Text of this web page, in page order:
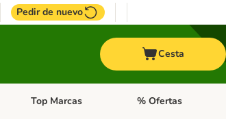
Pedir de nuevo
Cesta
Pájaros
Menú de categoria abierto: Otros animales
Top Marcas Menú de categoria
% Ofertas